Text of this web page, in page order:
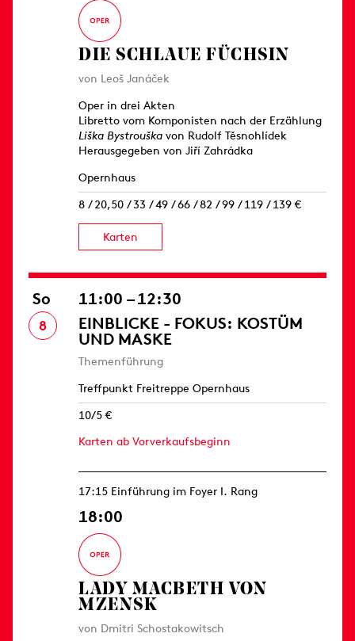
DIE SCHLAUE FÜCHSIN
von Leoš Janáček
Oper in drei Akten
Libretto vom Komponisten nach der Erzählung
Liška Bystrouška von Rudolf Těsnohlídek
Herausgegeben von Jiří Zahrádka
Opernhaus
8 / 20,50 / 33 / 49 / 66 / 82 / 99 / 119 / 139 €
Karten
So
8
11:00 – 12:30
EINBLICKE - FOKUS: KOSTÜM
UND MASKE
Themenführung
Treffpunkt Freitreppe Opernhaus
10/5 €
Karten ab Vorverkaufsbeginn
17:15 Einführung im Foyer I. Rang
18:00
LADY MACBETH VON
MZENSK
von Dmitri Schostakowitsch